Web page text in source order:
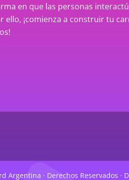
en que las personas
ello, ¡comienza a construir tu
Argentina · Derechos Reservados